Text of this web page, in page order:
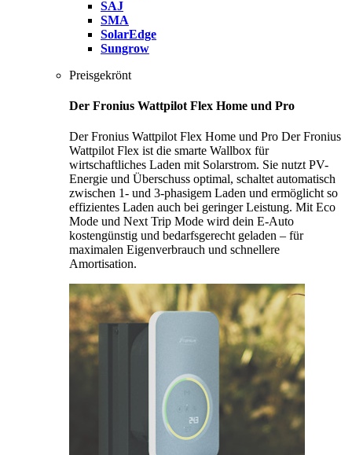
SAJ
SMA
SolarEdge
Sungrow
Preisgekrönt
Der Fronius Wattpilot Flex Home und Pro
Der Fronius Wattpilot Flex Home und Pro Der Fronius
Wattpilot Flex ist die smarte Wallbox für
wirtschaftliches Laden mit Solarstrom. Sie nutzt PV-
Energie und Überschuss optimal, schaltet automatisch
zwischen 1- und 3-phasigem Laden und ermöglicht so
effizientes Laden auch bei geringer Leistung. Mit Eco
Mode und Next Trip Mode wird dein E-Auto
kostengünstig und bedarfsgerecht geladen – für
maximalen Eigenverbrauch und schnellere
Amortisation.